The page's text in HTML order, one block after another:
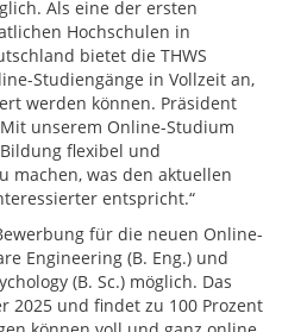
Als eine der ersten
Hochschulen in
bietet die THWS
Studiengänge in Vollzeit an,
werden können. Präsident
unserem Online-Studium
flexibel und
machen, was den aktuellen
entspricht.“
für die neuen Online-
Engineering (B. Eng.) und
(B. Sc.) möglich. Das
2025 und findet zu 100 Prozent